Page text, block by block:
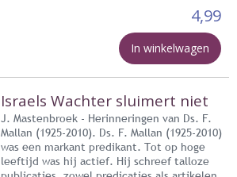
4,99
In winkelwagen
Israels Wachter sluimert niet
J. Mastenbroek - Herinneringen van Ds. F.
Mallan (1925-2010). Ds. F. Mallan (1925-2010)
was een markant predikant. Tot op hoge
leeftijd was hij actief. Hij schreef talloze